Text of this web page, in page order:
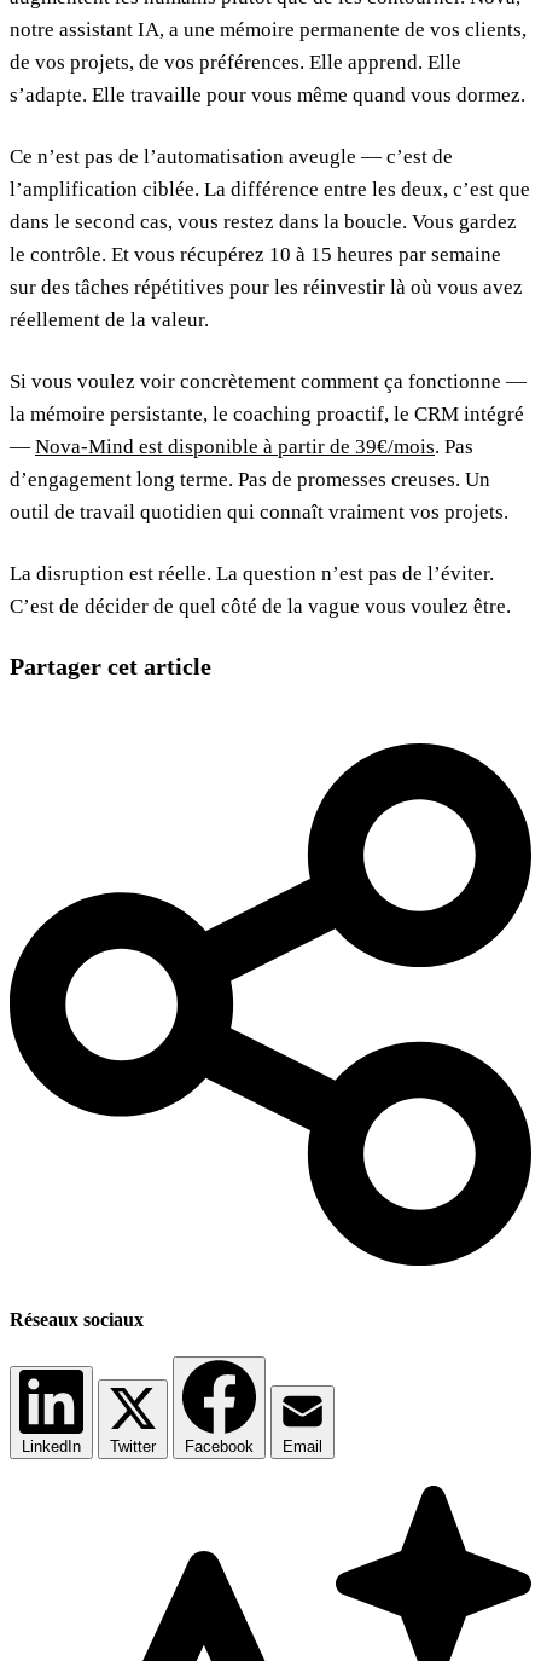
notre assistant IA, a une mémoire permanente de vos clients,
de vos projets, de vos préférences. Elle apprend. Elle
s’adapte. Elle travaille pour vous même quand vous dormez.
Ce n’est pas de l’automatisation aveugle — c’est de
l’amplification ciblée. La différence entre les deux, c’est que
dans le second cas, vous restez dans la boucle. Vous gardez
le contrôle. Et vous récupérez 10 à 15 heures par semaine
sur des tâches répétitives pour les réinvestir là où vous avez
réellement de la valeur.
Si vous voulez voir concrètement comment ça fonctionne —
la mémoire persistante, le coaching proactif, le CRM intégré
— Nova-Mind est disponible à partir de 39€/mois. Pas
d’engagement long terme. Pas de promesses creuses. Un
outil de travail quotidien qui connaît vraiment vos projets.
La disruption est réelle. La question n’est pas de l’éviter.
C’est de décider de quel côté de la vague vous voulez être.
Partager cet article
Réseaux sociaux
LinkedIn Twitter Facebook Email